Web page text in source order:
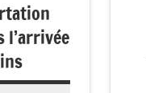
l’arrivée